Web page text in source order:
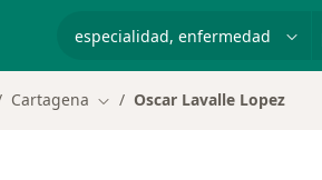
Cartagena Cambiar de ciudad
Oscar Lavalle Lopez